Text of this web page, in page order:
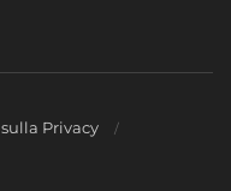
Privacy